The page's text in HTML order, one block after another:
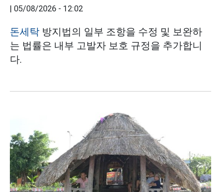
05/08/2026 - 12:02
돈세탁 방지법의 일부 조항을 수정 및 보완하
는 법률은 내부 고발자 보호 규정을 추가합니
다.